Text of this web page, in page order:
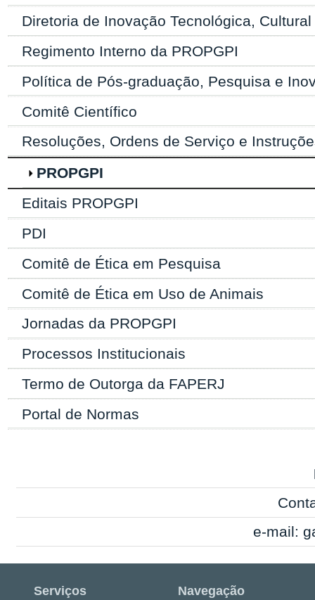
Diretoria de Inovação Tecnológica,
Regimento Interno da PROPGPI
Política de Pós-graduação, Pesquisa e
Comitê Científico
Resoluções, Ordens de Serviço e
PROPGPI
Editais PROPGPI
PDI
Comitê de Ética em Pesquisa
Comitê de Ética em Uso de Animais
Jornadas da PROPGPI
Processos Institucionais
Termo de Outorga da FAPERJ
Portal de Normas
e-mail:
Serviços Navegação